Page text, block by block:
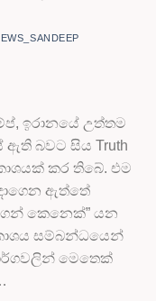
ඉරානයේ උත්තම
බවට සිය Truth
කර තිබේ. එම
ඇත්තේ
කෙනෙක්” යන
සම්බන්ධයෙන්
මෙතෙක්